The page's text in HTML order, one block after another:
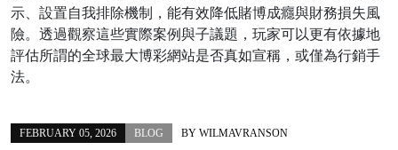
示、設置自我排除機制，能有效降低賭博成癮與財務損失風
險。透過觀察這些實際案例與子議題，玩家可以更有依據地
評估所謂的全球最大博彩網站是否真如宣稱，或僅為行銷手
法。
FEBRUARY 05, 2026 BLOG BY WILMAVRANSON